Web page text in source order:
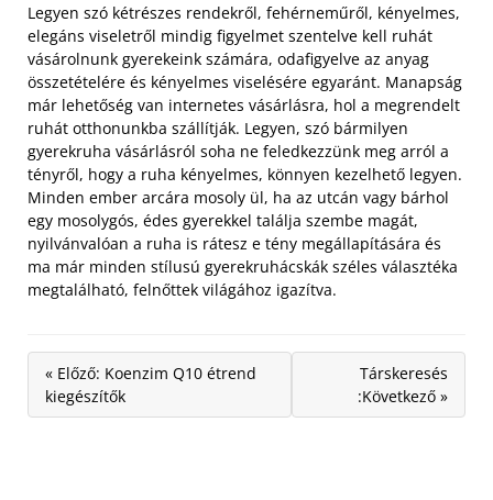
Legyen szó kétrészes rendekről, fehérneműről, kényelmes,
elegáns viseletről mindig figyelmet szentelve kell ruhát
vásárolnunk gyerekeink számára, odafigyelve az anyag
összetételére és kényelmes viselésére egyaránt. Manapság
már lehetőség van internetes vásárlásra, hol a megrendelt
ruhát otthonunkba szállítják. Legyen, szó bármilyen
gyerekruha vásárlásról soha ne feledkezzünk meg arról a
tényről, hogy a ruha kényelmes, könnyen kezelhető legyen.
Minden ember arcára mosoly ül, ha az utcán vagy bárhol
egy mosolygós, édes gyerekkel találja szembe magát,
nyilvánvalóan a ruha is rátesz e tény megállapítására és
ma már minden stílusú gyerekruhácskák széles választéka
megtalálható, felnőttek világához igazítva.
« Előző: Koenzim Q10 étrend
kiegészítők
Társkeresés
:Következő »